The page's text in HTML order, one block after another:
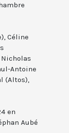
Céline
Nicholas
Antoine
(Altos),
en
Aubé